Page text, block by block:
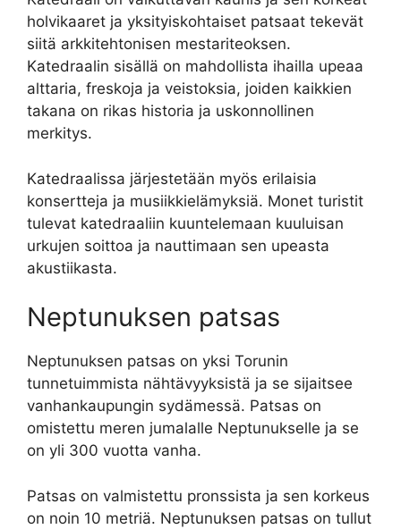
holvikaaret ja yksityiskohtaiset patsaat tekevät
siitä arkkitehtonisen mestariteoksen.
Katedraalin sisällä on mahdollista ihailla upeaa
alttaria, freskoja ja veistoksia, joiden kaikkien
takana on rikas historia ja uskonnollinen
merkitys.
Katedraalissa järjestetään myös erilaisia
konsertteja ja musiikkielämyksiä. Monet turistit
tulevat katedraaliin kuuntelemaan kuuluisan
urkujen soittoa ja nauttimaan sen upeasta
akustiikasta.
Neptunuksen patsas
Neptunuksen patsas on yksi Torunin
tunnetuimmista nähtävyyksistä ja se sijaitsee
vanhankaupungin sydämessä. Patsas on
omistettu meren jumalalle Neptunukselle ja se
on yli 300 vuotta vanha.
Patsas on valmistettu pronssista ja sen korkeus
on noin 10 metriä. Neptunuksen patsas on tullut